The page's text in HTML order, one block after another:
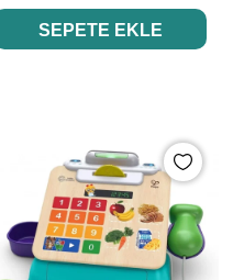
SEPETE EKLE